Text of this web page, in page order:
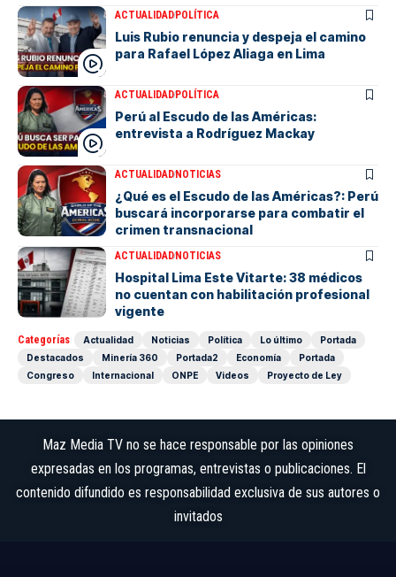
ACTUALIDADPOLÍTICA
Luis Rubio renuncia y despeja el camino
para Rafael López Aliaga en Lima
ACTUALIDADPOLÍTICA
Perú al Escudo de las Américas:
entrevista a Rodríguez Mackay
ACTUALIDADNOTICIAS
¿Qué es el Escudo de las Américas?: Perú
buscará incorporarse para combatir el
crimen transnacional
ACTUALIDADNOTICIAS
Hospital Lima Este Vitarte: 38 médicos
no cuentan con habilitación profesional
vigente
Categorías Actualidad Noticias Política Lo último
Portada
Destacados
Minería 360 Portada2 Economía
Portada
Congreso
Internacional ONPE Videos Proyecto de Ley
Maz Media TV no se hace responsable por las opiniones
expresadas en los programas, entrevistas o publicaciones. El
contenido difundido es responsabilidad exclusiva de sus autores o
invitados